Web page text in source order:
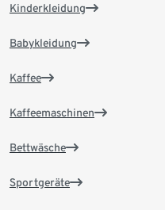
Kinderkleidung
Babykleidung
Kaffee
Kaffeemaschinen
Bettwäsche
Sportgeräte